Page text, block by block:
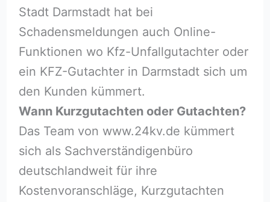
Stadt Darmstadt hat bei
Schadensmeldungen auch Online-
Funktionen wo Kfz-Unfallgutachter oder
ein KFZ-Gutachter in Darmstadt sich um
den Kunden kümmert.
Wann Kurzgutachten oder Gutachten?
Das Team von www.24kv.de kümmert
sich als Sachverständigenbüro
deutschlandweit für ihre
Kostenvoranschläge, Kurzgutachten